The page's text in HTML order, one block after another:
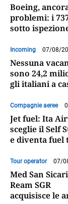
Boeing,
problemi: i
sotto
Incoming 07/08/
Nessuna
sono 24,2
gli italiani a
Compagnie aeree
Jet fuel: Ita
sceglie il Self
e diventa fuel
Tour operator 07/
Med San
Ream SGR
acquisisce le